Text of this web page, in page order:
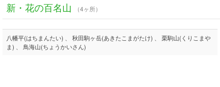
新・花の百名山 （4ヶ所）
八幡平(はちまんたい) 、 秋田駒ヶ岳(あきたこまがたけ) 、 栗駒山(くりこまや
ま) 、 鳥海山(ちょうかいさん)